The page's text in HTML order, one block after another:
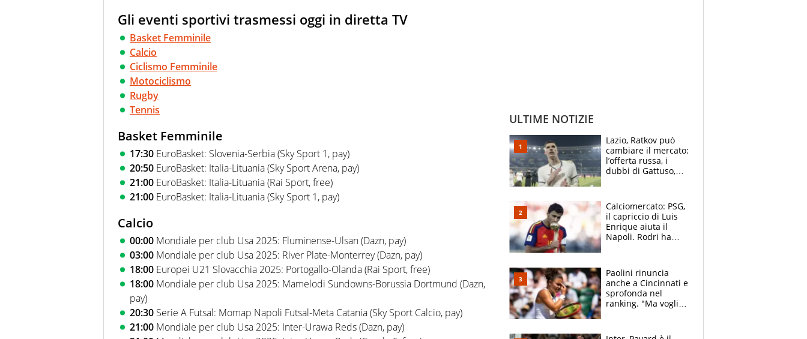
Gli eventi sportivi trasmessi oggi in diretta TV
Basket Femminile
Calcio
Ciclismo Femminile
Motociclismo
Rugby
Tennis
Basket Femminile
17:30 EuroBasket: Slovenia-Serbia (Sky Sport 1, pay)
20:50 EuroBasket: Italia-Lituania (Sky Sport Arena, pay)
21:00 EuroBasket: Italia-Lituania (Rai Sport, free)
21:00 EuroBasket: Italia-Lituania (Sky Sport 1, pay)
Calcio
00:00 Mondiale per club Usa 2025: Fluminense-Ulsan (Dazn, pay)
03:00 Mondiale per club Usa 2025: River Plate-Monterrey (Dazn, pay)
18:00 Europei U21 Slovacchia 2025: Portogallo-Olanda (Rai Sport, free)
18:00 Mondiale per club Usa 2025: Mamelodi Sundowns-Borussia Dortmund (Dazn,
pay)
20:30 Serie A Futsal: Momap Napoli Futsal-Meta Catania (Sky Sport Calcio, pay)
21:00 Mondiale per club Usa 2025: Inter-Urawa Reds (Dazn, pay)
ULTIME NOTIZIE
Lazio, Ratkov può
cambiare il mercato:
l’offerta russa, i
dubbi di Gattuso,
Calciomercato: PSG,
il capriccio di Luis
Enrique aiuta il
Napoli. Rodri ha
Fernandez
Paolini rinuncia
anche a Cincinnati e
sprofonda nel
ranking. "Ma voglio